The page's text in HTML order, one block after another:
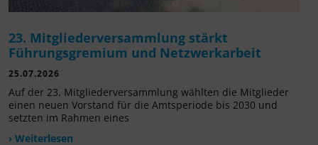
23. Mitgliederversammlung stärkt
Führungsgremium und Netzwerkarbeit
25.07.2026
Auf der 23. Mitgliederversammlung wählten die Mitglieder
einen neuen Vorstand für die Amtsperiode bis 2030 und
setzten im Rahmen eines
› Weiterlesen